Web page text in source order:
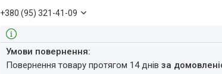
+380 (95) 321-41-09
повернення товару протягом 14 днівза